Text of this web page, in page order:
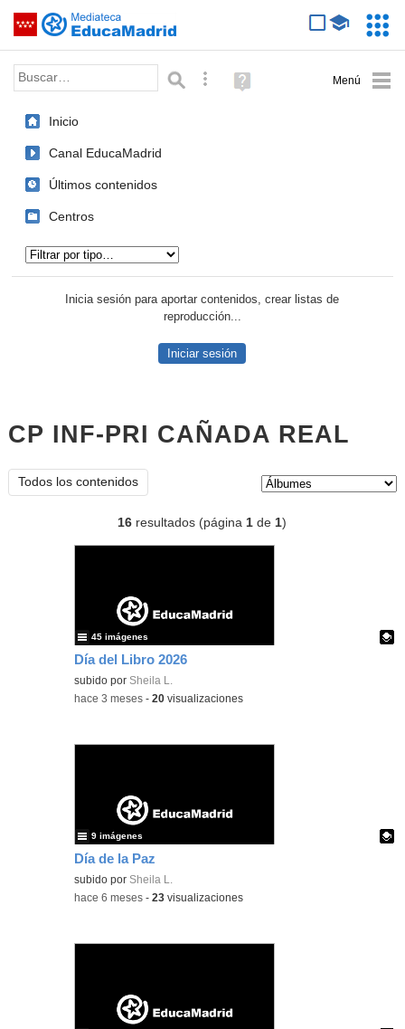
Saltar navegación
Palabra o frase: Búsqueda avanzada
Ayuda
(en
Inicio
Canal EducaMadrid
Últimos contenidos
Centros
Inicia sesión para aportar contenidos, crear listas de
reproducción...
Iniciar sesión
CP INF-PRI CAÑADA REAL
Todos los contenidos
16 resultados (página1 de1)
Día del Libro 2026
Contenido educativo.
subido por Sheila L.
45 imágenes
-hace 3 meses -20 visualizaciones
Día de la Paz
Contenido educativo.
subido por Sheila L.
9 imágenes
-hace 6 meses -23 visualizaciones